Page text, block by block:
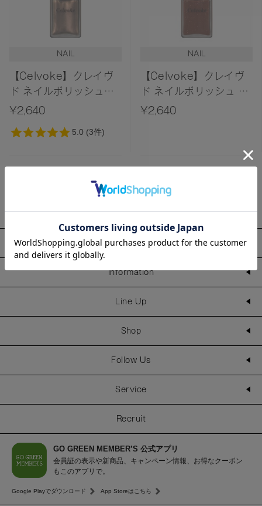
人気順
NAIL
【Celvoke】クレイヴ
ド ネイルポリッシュ
［12,13］
¥2,640
NAIL
【Celvoke】クレイヴ
ド ネイルポリッシュ 14
＜2025 AW
¥2,640
1
About
Information
Line Up
Shop
Follow Us
Service
Recruit
GO GREEN MEMBER’S 公式アプリ
会員証の表示や新商品、キャンペーン情報、お得なクーポン
もこのアプリで。
Google Playでダウンロード App Storeはこちら